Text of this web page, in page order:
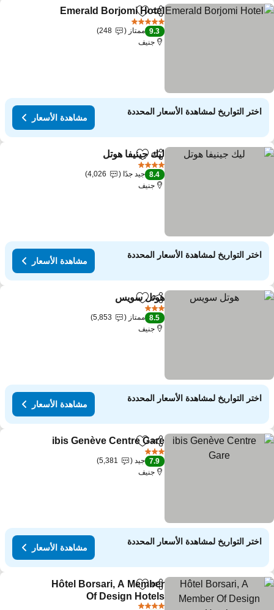
مشاركةAdd to favorites
Emerald Borjomi Hotel
9.3 ممتاز
248
جنيف
اختر التواريخ لمشاهدة الأسعار المحددة
مشاهدة الأسعار
مشاركةAdd to favorites
ليك جينيفا هوتل
8.4 جيد جدًا
4,026
جنيف
اختر التواريخ لمشاهدة الأسعار المحددة
مشاهدة الأسعار
مشاركةAdd to favorites
هوتل سويس
8.5 ممتاز
5,853
جنيف
اختر التواريخ لمشاهدة الأسعار المحددة
مشاهدة الأسعار
مشاركةAdd to favorites
ibis Genève Centre Gare
7.9 جيد
5,381
جنيف
اختر التواريخ لمشاهدة الأسعار المحددة
مشاهدة الأسعار
مشاركةAdd to favorites
Hôtel Borsari, A Member
Of Design Hotels